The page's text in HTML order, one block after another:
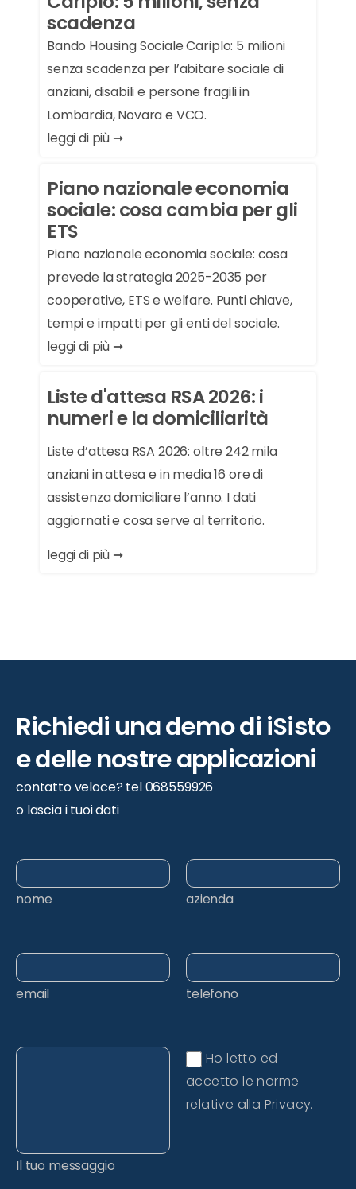
scadenza
Bando Housing Sociale Cariplo: 5 milioni
senza scadenza per l’abitare sociale di
anziani, disabili e persone fragili in
Lombardia, Novara e VCO.
leggi di più ➞
Piano nazionale economia
sociale: cosa cambia per gli
ETS
Piano nazionale economia sociale: cosa
prevede la strategia 2025-2035 per
cooperative, ETS e welfare. Punti chiave,
tempi e impatti per gli enti del sociale.
leggi di più ➞
Liste d'attesa RSA 2026: i
numeri e la domiciliarità
Liste d’attesa RSA 2026: oltre 242 mila
anziani in attesa e in media 16 ore di
assistenza domiciliare l’anno. I dati
aggiornati e cosa serve al territorio.
leggi di più ➞
Richiedi unademodi iSisto
edellenostreapplicazioni
contatto veloce? tel 068559926
o lascia i tuoi dati
nome azienda
email telefono
Il tuo messaggio
Ho letto ed
accetto le norme
relative alla Privacy.